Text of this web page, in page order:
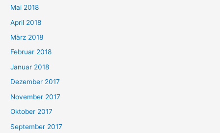
Mai 2018
April 2018
März 2018
Februar 2018
Januar 2018
Dezember 2017
November 2017
Oktober 2017
September 2017